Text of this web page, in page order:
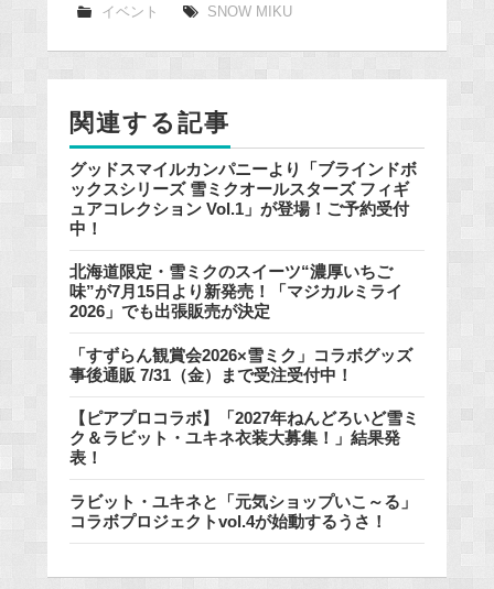
e
k
イベント SNOW MIKU
関連する記事
グッドスマイルカンパニーより「ブラインドボ
ックスシリーズ 雪ミクオールスターズ フィギ
ュアコレクション Vol.1」が登場！ご予約受付
中！
北海道限定・雪ミクのスイーツ“濃厚いちご
味”が7月15日より新発売！「マジカルミライ
2026」でも出張販売が決定
「すずらん観賞会2026×雪ミク」コラボグッズ
事後通販 7/31（金）まで受注受付中！
【ピアプロコラボ】「2027年ねんどろいど雪ミ
ク＆ラビット・ユキネ衣装大募集！」結果発
表！
ラビット・ユキネと「元気ショップいこ～る」
コラボプロジェクトvol.4が始動するうさ！